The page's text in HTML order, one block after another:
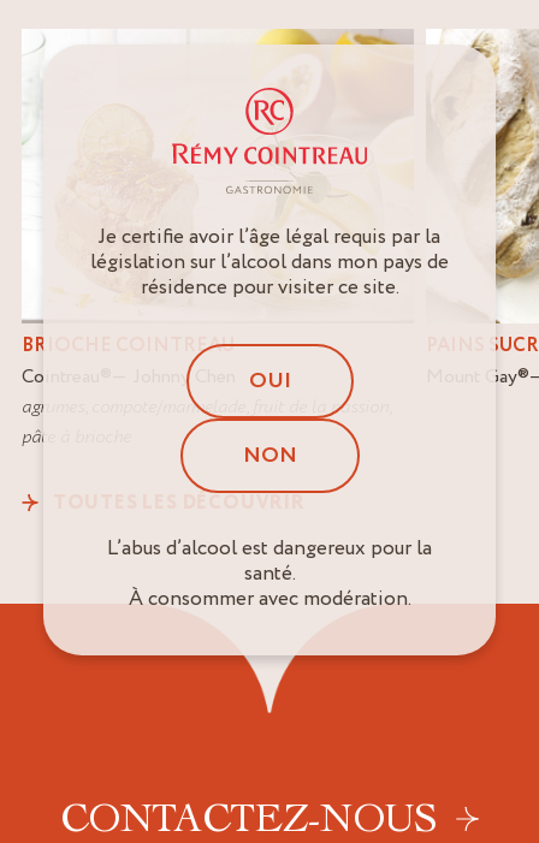
BRIOCHE COINTREAU
Cointreau
Johnny Chen
agrumes
compote/marmelade fruit de la passion
pâte à brioche
PAINS
Mount Gay®
CONTACTEZ-NOUS
Je certifie avoir l’âge légal requis par la
législation sur l’alcool dans mon pays de
résidence pour visiter ce site.
OUI
NON
L’abus d’alcool est dangereux pour la
santé.
À consommer avec modération.